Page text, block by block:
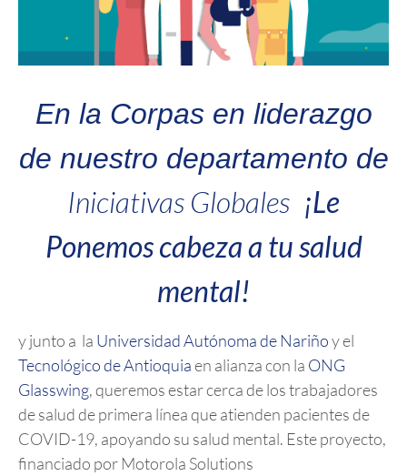
En la Corpas en liderazgo
de nuestro departamento de
Iniciativas Globales ¡Le
Ponemos cabeza a tu salud
mental!
y junto a la Universidad Autónoma de Nariñoy el
Tecnológico de Antioquiaen alianza con la ONG
Glasswing, queremos estar cerca de los trabajadores
desaludde primera línea que atienden pacientes de
COVID-19, apoyando su salud mental. Este proyecto,
financiado por Motorola Solutions